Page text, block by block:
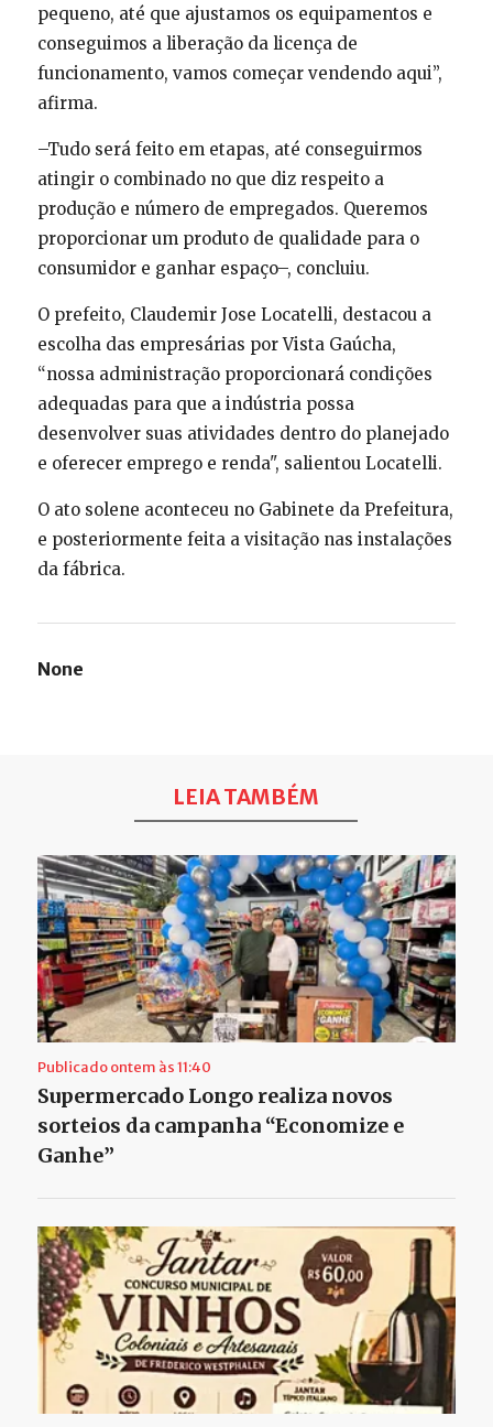
pequeno, até que ajustamos os equipamentos e
conseguimos a liberação da licença de
funcionamento, vamos começar vendendo aqui”,
afirma.
–Tudo será feito em etapas, até conseguirmos
atingir o combinado no que diz respeito a
produção e número de empregados. Queremos
proporcionar um produto de qualidade para o
consumidor e ganhar espaço–, concluiu.
O prefeito, Claudemir Jose Locatelli, destacou a
escolha das empresárias por Vista Gaúcha,
“nossa administração proporcionará condições
adequadas para que a indústria possa
desenvolver suas atividades dentro do planejado
e oferecer emprego e renda", salientou Locatelli.
O ato solene aconteceu no Gabinete da Prefeitura,
e posteriormente feita a visitação nas instalações
da fábrica.
None
LEIA TAMBÉM
Publicado ontem às 11:40
Supermercado Longo realiza novos
sorteios da campanha “Economize e
Ganhe”